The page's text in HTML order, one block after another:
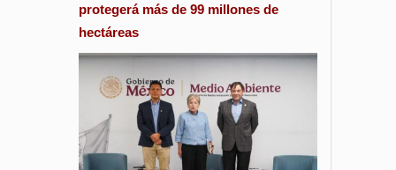
protegerá más de 99 millones de
hectáreas